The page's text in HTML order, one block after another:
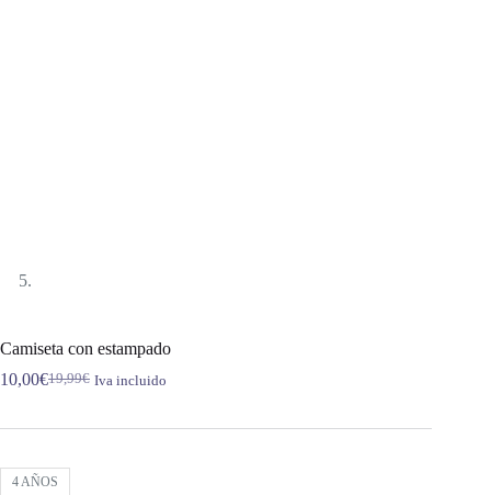
Camiseta con estampado
19,99€
El
original
19,99€.
10,00€El
actual
10,00€.
Iva incluido
4 AÑOS